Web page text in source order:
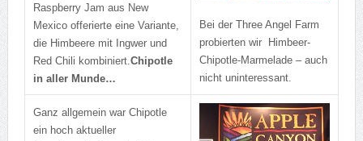
Raspberry Jam aus New
Mexico offerierte eine Variante,
die Himbeere mit Ingwer und
Red Chili kombiniert. Chipotle
in aller Munde…
Bei der Three Angel Farm
probierten wir Himbeer-
Chipotle-Marmelade – auch
nicht uninteressant.
Ganz allgemein war Chipotle
ein hoch aktueller